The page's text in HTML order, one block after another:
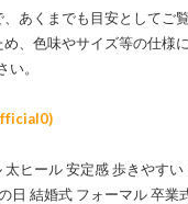
あくまでも目安としてご覧
、色味やサイズ等の仕様
。
ヒール 安定感 歩きやすい
日 結婚式 フォーマル 卒業